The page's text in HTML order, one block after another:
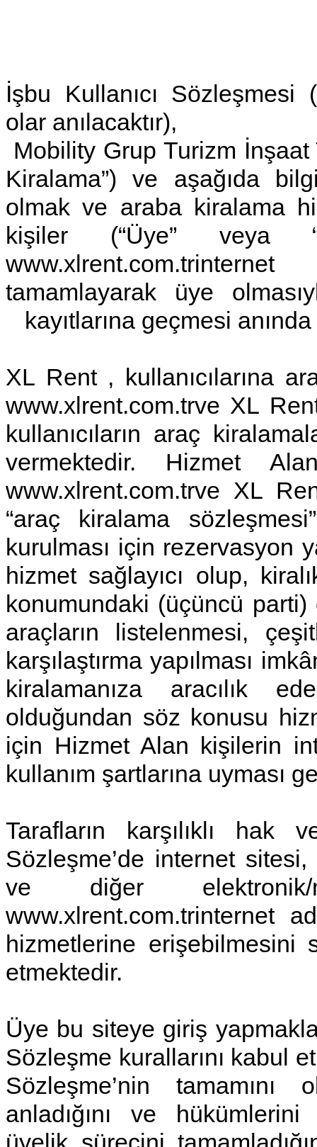
İşbu Kullanıcı Sözleşmesi
olar anılacaktır),
Mobility Grup Turizm
Kiralama”) ve aşağıda
olmak ve araba kiralama
kişiler (“Üye” veya
tamamlayarak üye
kayıtlarına geçmesi
XL Rent , kullanıcılarına
www.xlrent.com.trve XL
kullanıcıların araç
vermektedir. Hizmet
www.xlrent.com.trve XL
“araç kiralama
kurulması için rezervasyon
hizmet sağlayıcı olup,
konumundaki (üçüncü
araçların listelenmesi,
karşılaştırma yapılması
kiralamanıza aracılık
olduğundan söz konusu
için Hizmet Alan kişilerin
kullanım şartlarına uyması
Tarafların karşılıklı hak
Sözleşme’de internet
ve diğer elektronik/
www.xlrent.com.trinternet
hizmetlerine
etmektedir.
Üye bu siteye giriş
Sözleşme kurallarını kabul
Sözleşme’nin
anladığını ve hükümlerini